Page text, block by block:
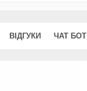
ВІДГУКИ ЧАТ БОТ